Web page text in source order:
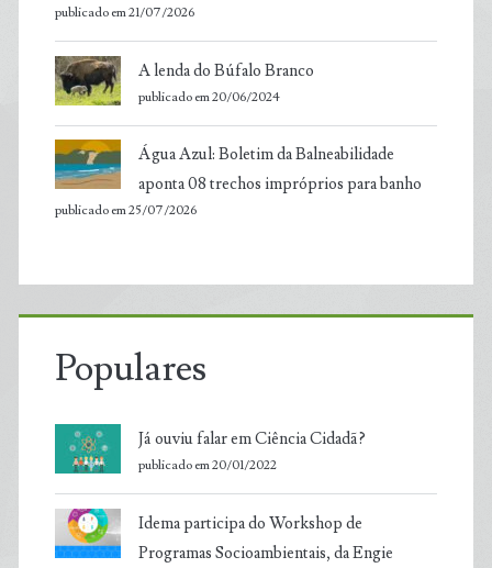
publicado em 21/07/2026
A lenda do Búfalo Branco
publicado em 20/06/2024
Água Azul: Boletim da Balneabilidade
aponta 08 trechos impróprios para banho
publicado em 25/07/2026
Populares
Já ouviu falar em Ciência Cidadã?
publicado em 20/01/2022
Idema participa do Workshop de
Programas Socioambientais, da Engie